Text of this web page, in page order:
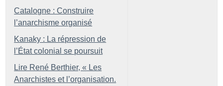
Catalogne : Construire
l’anarchisme organisé
Kanaky : La répression de
l’État colonial se poursuit
Lire René Berthier, « Les
Anarchistes et l’organisation.